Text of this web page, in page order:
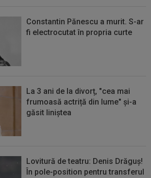
Constantin Pănescu a murit. S-ar
fi electrocutat în propria curte
La 3 ani de la divorț, "cea mai
frumoasă actriță din lume" și-a
găsit liniștea
Lovitură de teatru: Denis Drăguș!
În pole-position pentru transferul